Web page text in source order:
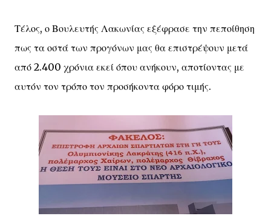
Τέλος, ο Βουλευτής Λακωνίας εξέφρασε την πεποίθηση
πως τα οστά των προγόνων μας θα επιστρέψουν μετά
από 2.400 χρόνια εκεί όπου ανήκουν, αποτίοντας με
αυτόν τον τρόπο τον προσήκοντα φόρο τιμής.